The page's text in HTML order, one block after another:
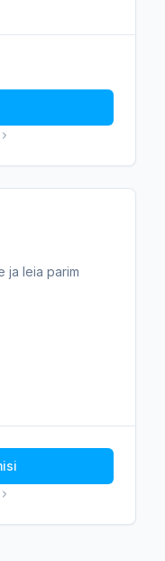
ja leia parim